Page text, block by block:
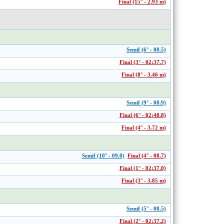
Final (15° - 2.93 m)
Semif (6° - 08.5)
Final (3° - 02:37.7)
Final (8° - 3.46 m)
Semif (9° - 08.9)
Final (6° - 02:48.8)
Final (4° - 3.72 m)
Final (4° - 08.7)
Semif (10° - 09.0)
Final (1° - 02:37.0)
Final (3° - 3.85 m)
Semif (5° - 08.5)
Final (2° - 02:37.2)